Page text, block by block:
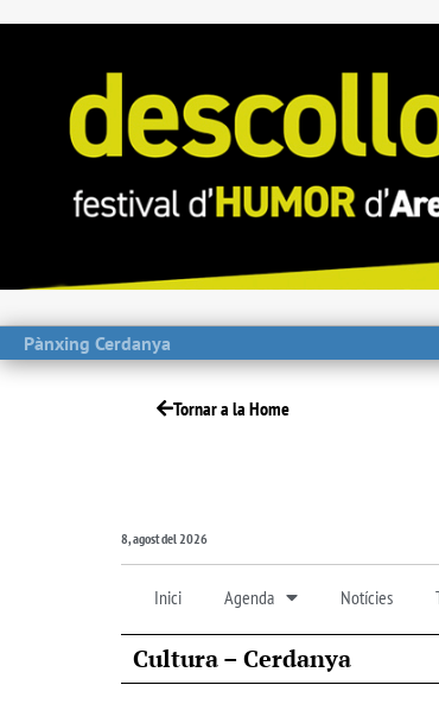
Pànxing Cerdanya
Tornar a la Home
8, agost del 2026
Inici Agenda Notícies
Cultura – Cerdanya